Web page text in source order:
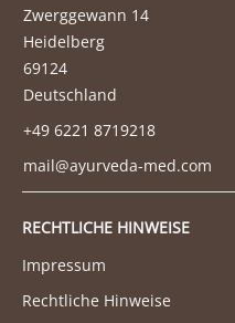
Zwerggewann 14
Heidelberg
69124
Deutschland
+49 6221 8719218
mail@ayurveda-med.com
RECHTLICHE HINWEISE
Impressum
Rechtliche Hinweise